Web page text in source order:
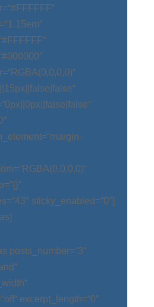
sticky_enabled=“0″]
posts_number=“3″
excerpt_length=“0″